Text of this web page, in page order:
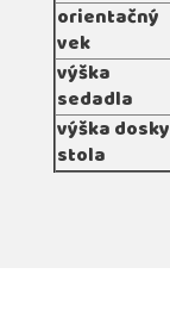
orientačný
vek
výška
sedadla
výška dosky
stola